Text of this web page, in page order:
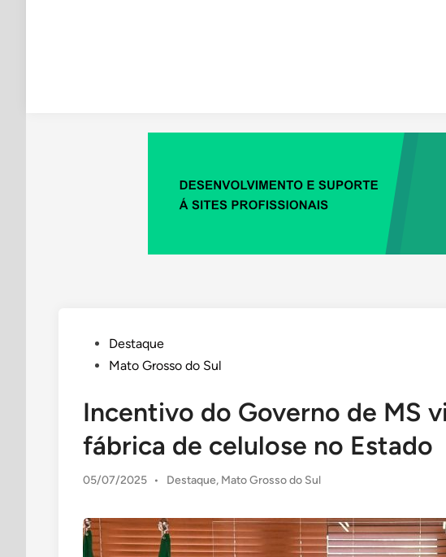
PostedDestaque
Mato Grosso do Sul
Incentivo do Governo de MS
fábrica de celulose no Estado
05/07/2025 •
Posted
Destaque, Mato Grosso do Sul